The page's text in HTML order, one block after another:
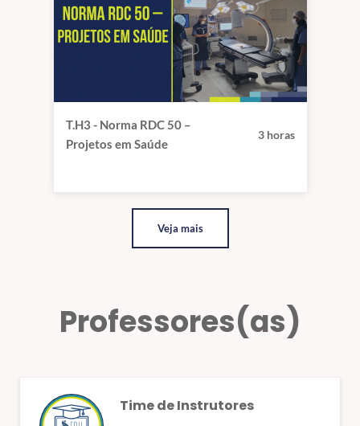
T.H3 - Norma RDC 50 –
Projetos em Saúde
3 horas
Veja mais
Professores(as)
Time de Instrutores